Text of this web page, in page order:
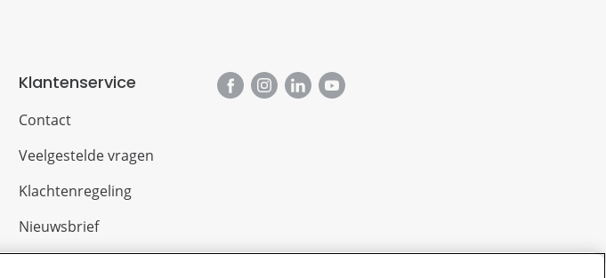
Klantenservice
Contact
Veelgestelde vragen
Klachtenregeling
Nieuwsbrief